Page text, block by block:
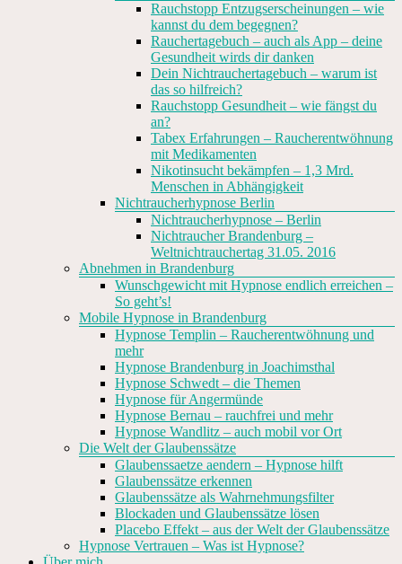
Rauchstopp Entzugserscheinungen – wie
kannst du dem begegnen?
Rauchertagebuch – auch als App – deine
Gesundheit wirds dir danken
Dein Nichtrauchertagebuch – warum ist
das so hilfreich?
Rauchstopp Gesundheit – wie fängst du
an?
Tabex Erfahrungen – Raucherentwöhnung
mit Medikamenten
Nikotinsucht bekämpfen – 1,3 Mrd.
Menschen in Abhängigkeit
Nichtraucherhypnose Berlin
Nichtraucherhypnose – Berlin
Nichtraucher Brandenburg –
Weltnichtrauchertag 31.05. 2016
Abnehmen in Brandenburg
Wunschgewicht mit Hypnose endlich erreichen –
So geht’s!
Mobile Hypnose in Brandenburg
Hypnose Templin – Raucherentwöhnung und
mehr
Hypnose Brandenburg in Joachimsthal
Hypnose Schwedt – die Themen
Hypnose für Angermünde
Hypnose Bernau – rauchfrei und mehr
Hypnose Wandlitz – auch mobil vor Ort
Die Welt der Glaubenssätze
Glaubenssaetze aendern – Hypnose hilft
Glaubenssätze erkennen
Glaubenssätze als Wahrnehmungsfilter
Blockaden und Glaubenssätze lösen
Placebo Effekt – aus der Welt der Glaubenssätze
Hypnose Vertrauen – Was ist Hypnose?